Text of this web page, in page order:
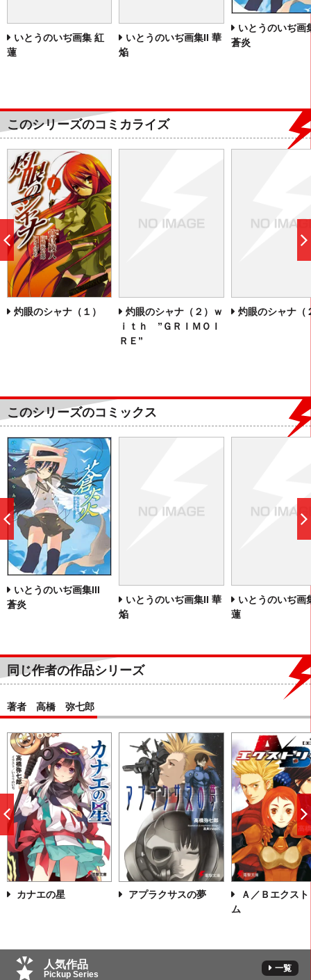
いとうのいぢ画集 紅
蓮
いとうのいぢ画集II 華
焔
いとうのいぢ画
蒼炎
このシリーズのコミカライズ
灼眼のシャナ（１）
灼眼のシャナ（２）ｗ
ｉｔｈ ”ＧＲＩＭＯＩ
ＲＥ”
灼眼のシャナ（
前
へ
このシリーズのコミックス
いとうのいぢ画集III
蒼炎
いとうのいぢ画集II 華
焔
いとうのいぢ画
蓮
へ
同じ作者の作品シリーズ
著者 高橋 弥七郎
カナエの星 アプラクサスの夢
Ａ／Ｂエクス
ム
前
へ
人気作品
Pickup Series
一覧